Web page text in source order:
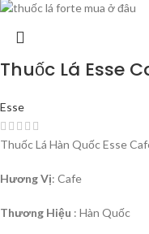
Thuốc Lá Esse
Esse
Thuốc Lá Hàn Quốc Esse
Hương Vị: Cafe
Thương Hiệu : Hàn Quốc